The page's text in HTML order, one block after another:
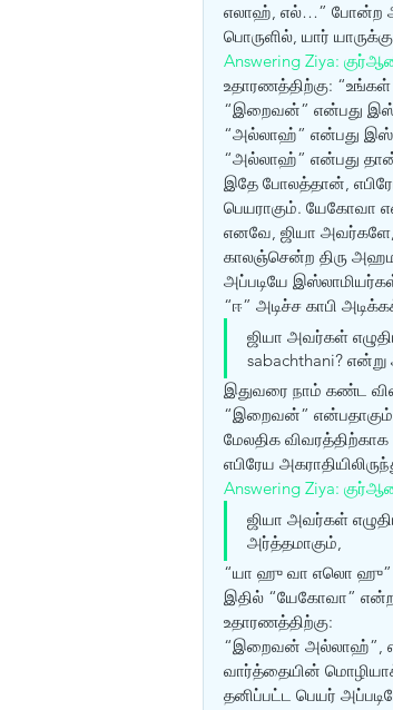
எலாஹ், எல்…” போன்ற
பொருளில், யார்
Answering Ziya:
உதாரணத்திற்கு:
“இறைவன்” என்பது
“அல்லாஹ்” என்பது
“அல்லாஹ்” என்பது
இதே போலத்தான்,
பெயராகும். யேகோவா
எனவே, ஜியா
காலஞ்சென்ற திரு
அப்படியே
“ஈ” அடிச்ச காபி
ஜியா அவர்கள்
sabachthani? என்று
இதுவரை நாம் கண்ட
“இறைவன்”
மேலதிக
எபிரேய
Answering Ziya:
ஜியா அவர்கள்
அர்த்தமாகும்,
“யா ஹு வா எலொ
இதில் “யேகோவா” என்ற
உதாரணத்திற்கு:
“இறைவன் அல்லாஹ்”,
வார்த்தையின்
தனிப்பட்ட பெயர்